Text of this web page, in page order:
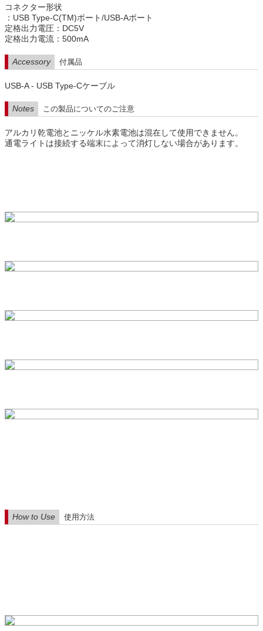
コネクター形状
：USB Type-C(TM)ポート/USB-Aポート
定格出力電圧：DC5V
定格出力電流：500mA
Accessory 付属品
USB-A - USB Type-Cケーブル
Notes この製品についてのご注意
アルカリ乾電池とニッケル水素電池は混在して使用できません。
通電ライトは接続する端末によって消灯しない場合があります。
How to Use 使用方法